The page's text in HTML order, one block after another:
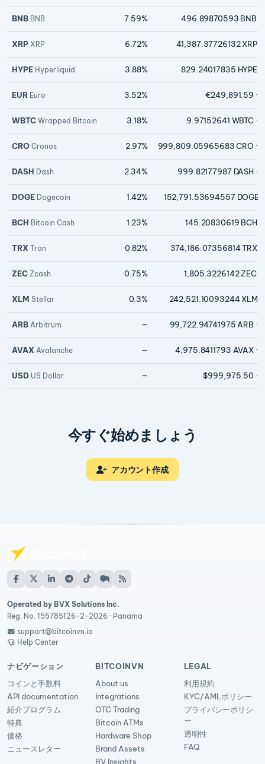
BNB BNB 7.59% 496.89870593 BNB
XRP XRP 6.72% 41,387.37726132 XRP
HYPE Hyperliquid 3.88% 829.24017835 HYPE
EUR Euro 3.52% €249,891.59 ·
WBTC Wrapped Bitcoin 3.18% 9.97152641 WBTC ·
CRO Cronos 2.97% 999,809.05965683 CRO ·
DASH Dash 2.34% 999.82177987 DASH ·
DOGE Dogecoin 1.42% 152,791.53694557 DOGE
BCH Bitcoin Cash 1.23% 145.20830619 BCH
TRX Tron 0.82% 374,186.07356814 TRX
ZEC Zcash 0.75% 1,805.3226142 ZEC
XLM Stellar 0.3% 242,521.10093244 XLM
ARB Arbitrum — 99,722.94741975 ARB ·
AVAX Avalanche — 4,975.8411793 AVAX ·
USD US Dollar — $999,975.50 ·
今すぐ始めましょう
アカウント作成
Operated by BVX Solutions Inc.
Reg. No. 155785126-2-2026 · Panama
support@bitcoinvn.io
Help Center
ナビゲーション
コインと手数料
API documentation
紹介プログラム
特典
価格
ニュースレター
BITCOINVN
About us
Integrations
OTC Trading
Bitcoin ATMs
Hardware Shop
Brand Assets
BV Insights
LEGAL
利用規約
KYC/AMLポリシー
プライバシーポリシ
ー
透明性
FAQ